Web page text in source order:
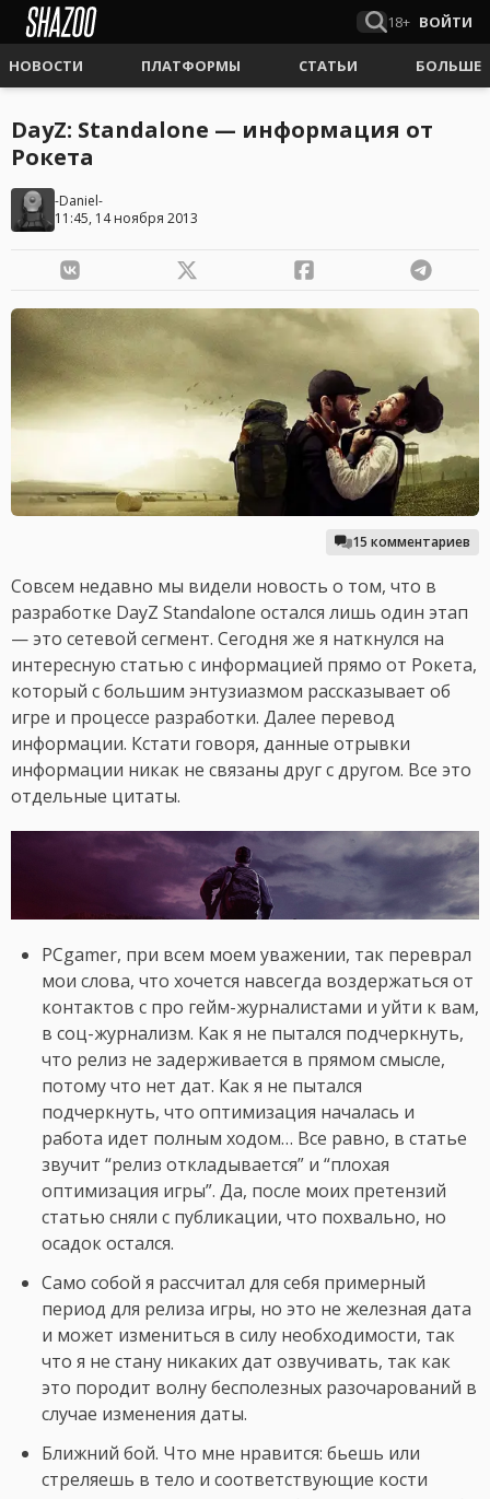
18+ ВОЙТИ
НОВОСТИ ПЛАТФОРМЫ СТАТЬИ БОЛЬШЕ
DayZ: Standalone — информация от
Рокета
-Daniel-
11:45, 14 ноября 2013
15 комментариев
Совсем недавно мы видели новость о том, что в
разработке DayZ Standalone остался лишь один этап
— это сетевой сегмент. Сегодня же я наткнулся на
интересную статью с информацией прямо от Рокета,
который с большим энтузиазмом рассказывает об
игре и процессе разработки. Далее перевод
информации. Кстати говоря, данные отрывки
информации никак не связаны друг с другом. Все это
отдельные цитаты.
PCgamer, при всем моем уважении, так переврал
мои слова, что хочется навсегда воздержаться от
контактов с про гейм-журналистами и уйти к вам,
в соц-журнализм. Как я не пытался подчеркнуть,
что релиз не задерживается в прямом смысле,
потому что нет дат. Как я не пытался
подчеркнуть, что оптимизация началась и
работа идет полным ходом… Все равно, в статье
звучит “релиз откладывается” и “плохая
оптимизация игры”. Да, после моих претензий
статью сняли с публикации, что похвально, но
осадок остался.
Само собой я рассчитал для себя примерный
период для релиза игры, но это не железная дата
и может измениться в силу необходимости, так
что я не стану никаких дат озвучивать, так как
это породит волну бесполезных разочарований в
случае изменения даты.
Ближний бой. Что мне нравится: бьешь или
стреляешь в тело и соответствующие кости